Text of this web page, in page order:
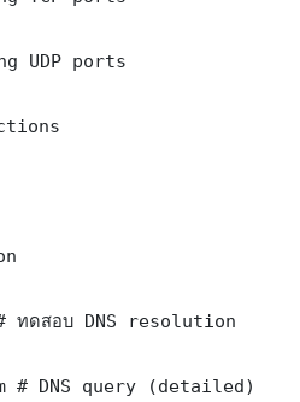
UDP ports
ทดสอบ DNS resolution
# DNS query (detailed)